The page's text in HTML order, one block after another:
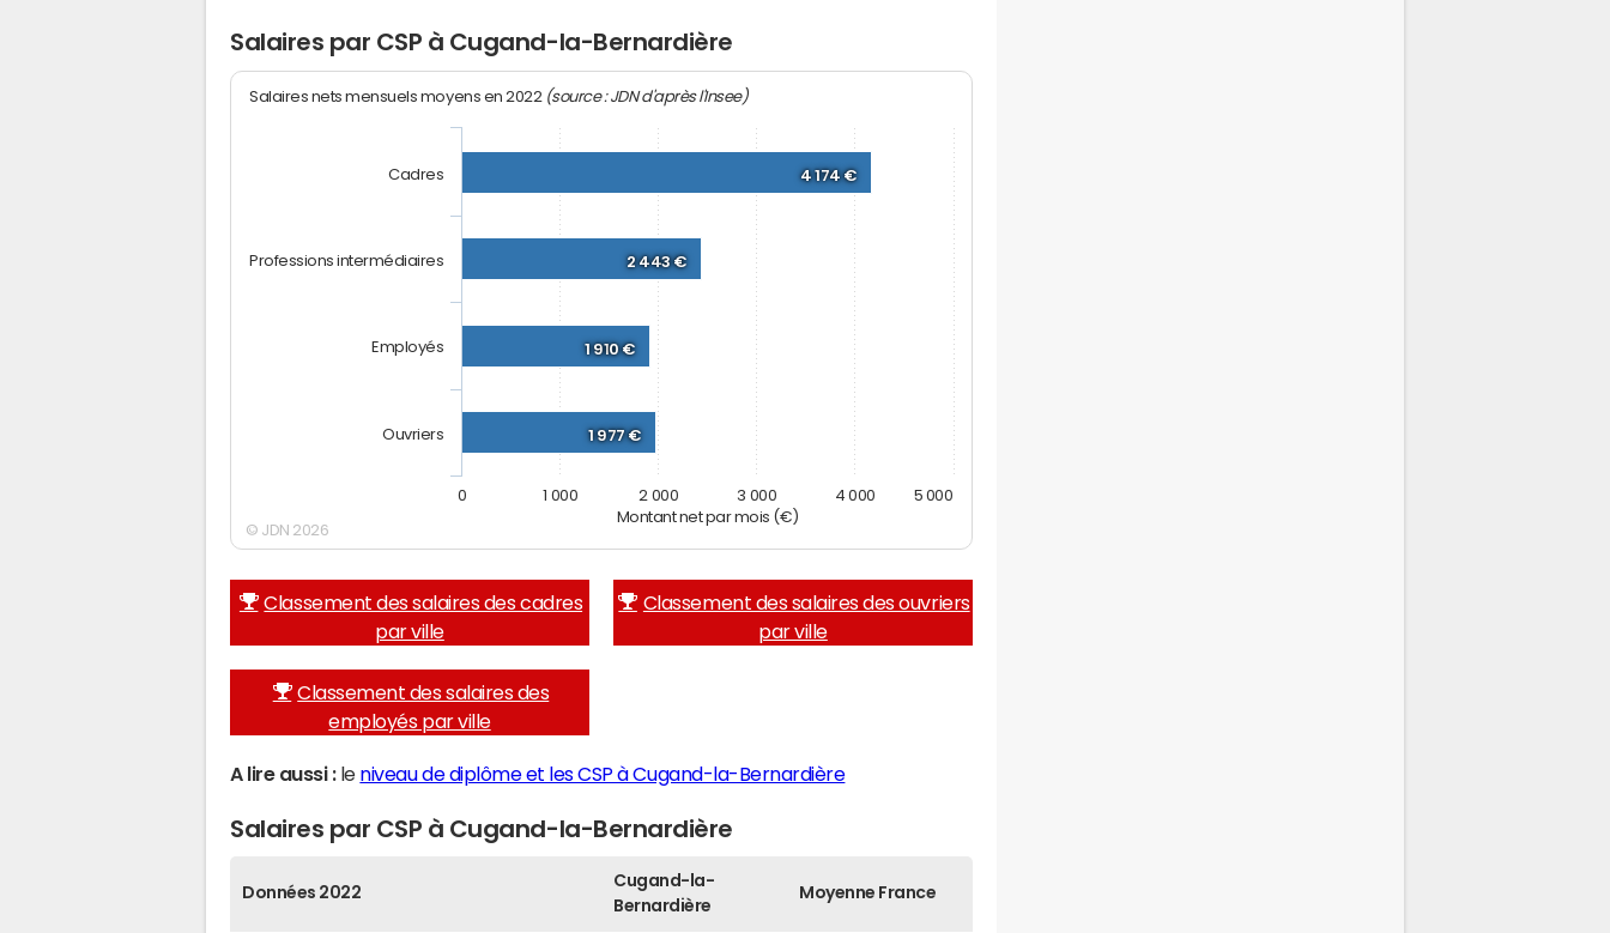
Salaires par CSP à Cugand-la-Bernardière
Montant net par mois (€)
Salaires nets mensuels moyens en 2022 (source : JDN d'après l'Insee)
4 174 €
2 443 €
1 910 €
1 977 €
Cadres
Professions intermédiaires
Employés
Ouvriers
0 1 000 2 000 3 000 4 000 5 000
© JDN 2026
Classement des salaires des cadres
par ville
Classement des salaires des ouvriers
par ville
Classement des salaires des
employés par ville
A lire aussi :le niveau de diplôme et les CSP à Cugand-la-Bernardière
Salaires par CSP à Cugand-la-Bernardière
Données 2022
Cugand-la-
Bernardière
Moyenne France